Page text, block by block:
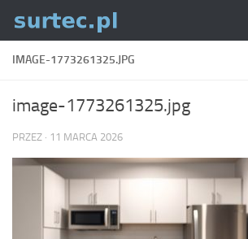
Skip to content
IMAGE-1773261325.JPG
image-1773261325.jpg
PRZEZ · 11 MARCA 2026